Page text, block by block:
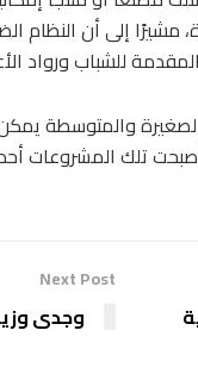
مشيرًا إلى أن
للشباب ورواد
الصغيرة والمتوسطة
تلك المشروعات
Next Post
وجدى